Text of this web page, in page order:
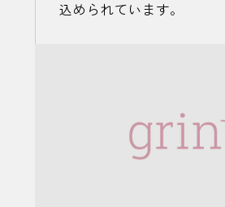
込められています。